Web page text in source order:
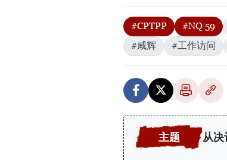
#CPTPP #NQ 59
#咸辉
#工作访问
从